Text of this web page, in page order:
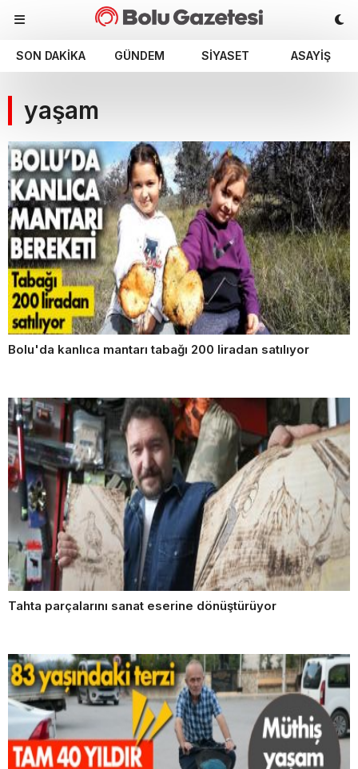
SON DAKIKA GÜNDEM SIYASET ASAYIŞ
yaşam
Bolu'da kanlıca mantarı tabağı 200 liradan satılıyor
Tahta parçalarını sanat eserine dönüştürüyor